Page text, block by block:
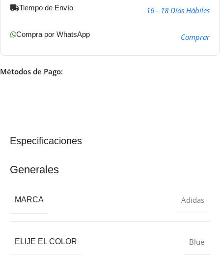
Tiempo de Envío 16 - 18 Días Hábiles
Compra por WhatsApp Comprar
Métodos de Pago:
Especificaciones
Generales
MARCA Adidas
ELIJE EL COLOR Blue